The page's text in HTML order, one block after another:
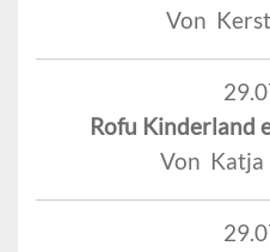
Von
Rofu Kinderland
Von Katja